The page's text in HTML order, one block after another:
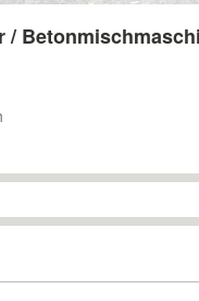
/